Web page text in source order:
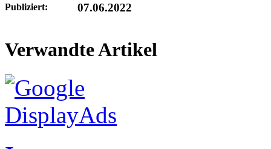
Publiziert: 07.06.2022
Verwandte Artikel